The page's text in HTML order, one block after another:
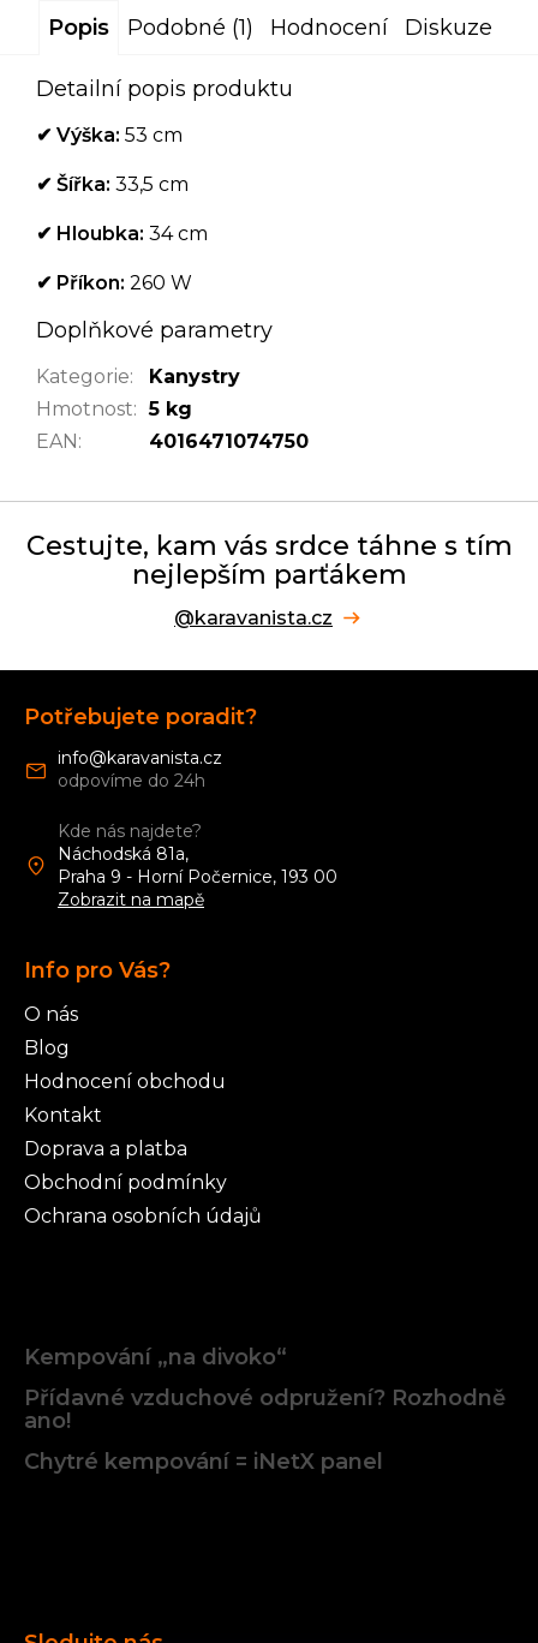
Popis Podobné (1) Hodnocení Diskuze
Detailní popis produktu
✔ Výška: 53 cm
✔ Šířka: 33,5 cm
✔ Hloubka: 34 cm
✔ Příkon: 260 W
Doplňkové parametry
Kategorie:
Kanystry
Hmotnost: 5 kg
EAN: 4016471074750
Cestujte, kam vás srdce táhne s tím
nejlepším parťákem
@karavanista.cz
Potřebujete poradit?
info@karavanista.cz
Kde nás najdete?
Náchodská 81a,
Praha 9 - Horní Počernice, 193 00
Zobrazit na mapě
Info pro Vás?
O nás
Blog
Hodnocení obchodu
Kontakt
Doprava a platba
Obchodní podmínky
Ochrana osobních údajů
Kempování „na divoko“
Přídavné vzduchové odpružení? Rozhodně
ano!
Chytré kempování = iNetX panel